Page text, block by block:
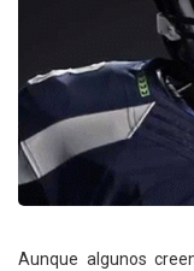
Aunque algunos